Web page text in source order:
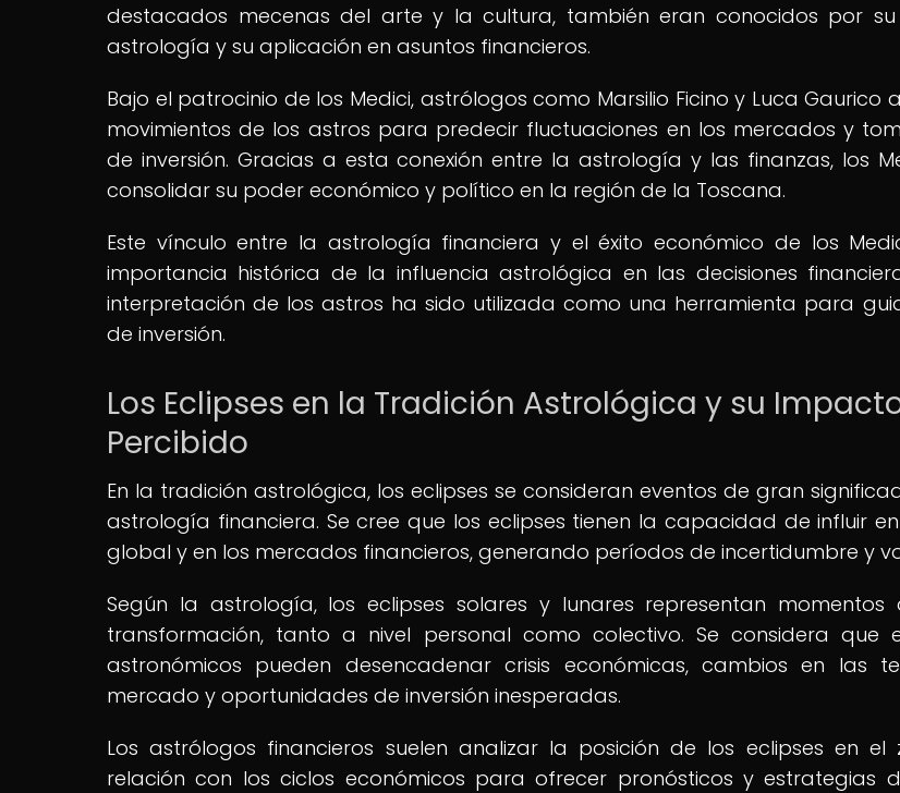
destacados mecenas del arte y la cultura, también eran conocidos por
astrología y su aplicación en asuntos financieros.
Bajo el patrocinio de los Medici, astrólogos como Marsilio Ficino y Luca Gaurico
movimientos de los astros para predecir fluctuaciones en los mercados y
de inversión. Gracias a esta conexión entre la astrología y las finanzas, los
consolidar su poder económico y político en la región de la Toscana.
Este vínculo entre la astrología financiera y el éxito económico de los
importancia histórica de la influencia astrológica en las decisiones
interpretación de los astros ha sido utilizada como una herramienta para
de inversión.
Los Eclipses en la Tradición Astrológica y su
Percibido
En la tradición astrológica, los eclipses se consideran eventos de gran
astrología financiera. Se cree que los eclipses tienen la capacidad de influir
global y en los mercados financieros, generando períodos de incertidumbre y
Según la astrología, los eclipses solares y lunares representan
transformación, tanto a nivel personal como colectivo. Se considera que
astronómicos pueden desencadenar crisis económicas, cambios en las
mercado y oportunidades de inversión inesperadas.
Los astrólogos financieros suelen analizar la posición de los eclipses en
relación con los ciclos económicos para ofrecer pronósticos y estrategias